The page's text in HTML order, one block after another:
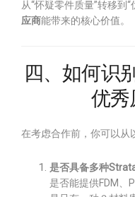
从“怀疑零件质量”转移到
应商能带来的核心价值。
四、如何识
优秀
在考虑合作前，你可以从
是否具备多种
是否能提供FDM、